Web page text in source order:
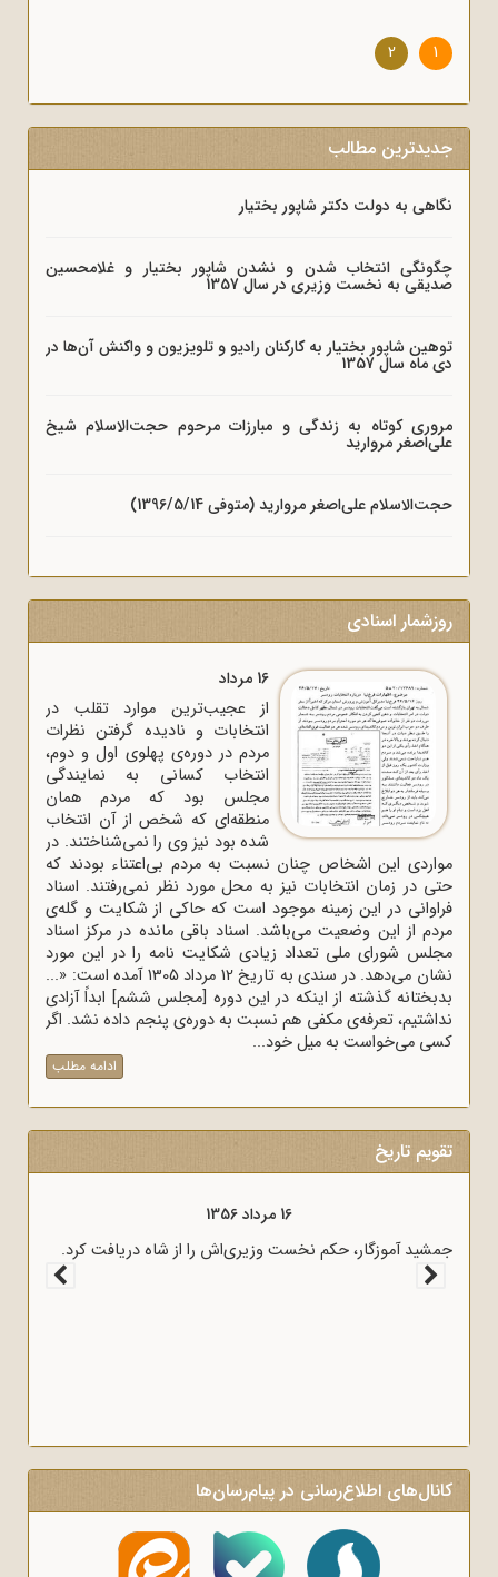
1
2
جدیدترین مطالب
نگاهی به دولت دکتر شاپور بختیار
چگونگی انتخاب شدن و نشدن شاپور بختیار و غلامحسین
صدیقی به نخست وزیری در سال 1357
توهین شاپور بختیار به کارکنان رادیو و تلویزیون و واکنش آن‌ها در
دی ماه سال 1357
مروری کوتاه به زندگی و مبارزات مرحوم حجت‌الاسلام شیخ
علی‌اصغر مروارید
حجت‌الاسلام علی‌اصغر مروارید (متوفی 1396/5/14)
روزشمار اسنادی
16 مرداد
از عجیب‌ترین موارد تقلب در
انتخابات و نادیده گرفتن نظرات
مردم در دوره‌ی پهلوی اول و دوم،
انتخاب کسانی به نمایندگی
مجلس بود که مردم همان
منطقه‌ای که شخص از آن انتخاب
شده بود نیز وی را نمی‌شناختند. در
مواردی این اشخاص چنان نسبت به مردم بی‌اعتناء بودند که
حتی در زمان انتخابات نیز به محل مورد نظر نمی‌رفتند. اسناد
فراوانی در این زمینه موجود است که حاکی از شکایت و گله‌ی
مردم از این وضعیت می‌باشد. اسناد باقی مانده در مرکز اسناد
مجلس شورای ملی تعداد زیادی شکایت نامه را در این مورد
نشان می‌دهد. در سندی به تاریخ 12 مرداد 1305 آمده است: «...
بدبختانه گذشته از اینکه در این دوره [مجلس ششم] ابداً آزادی
نداشتیم، تعرفه‌ی مکفی هم نسبت به دوره‌ی پنجم داده نشد. اگر
کسی می‌خواست به میل خود...
ادامه مطلب
تقویم تاریخ
جمشید آموزگار، حکم نخست و روشنگر وعاظ در لبیک به پیام امام
برای روشنگری و آگاه‌سازی در منبرهای ماه
کانال‌های اطلاع‌رسانی در پیام‌رسان‌ها